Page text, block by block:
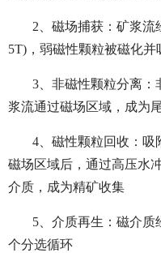
2、磁场捕获：矿浆流
5T)，弱磁性颗粒被磁化
3、非磁性颗粒分离：
浆流通过磁场区域，成为
4、磁性颗粒回收：吸
磁场区域后，通过高压水
介质，成为精矿收集
5、介质再生：磁介质
个分选循环